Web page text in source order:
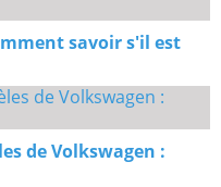
savoir s'il est
de Volkswagen :